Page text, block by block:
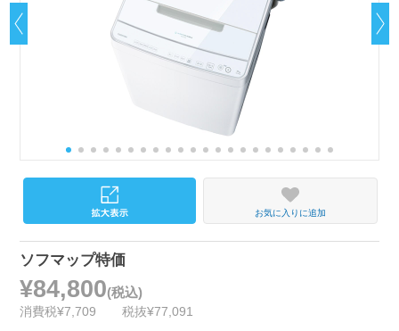
お気に入りに追加
ソフマップ特価
¥84,800(税込)
消費税¥7,709 税抜¥77,091